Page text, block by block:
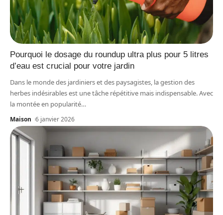
Pourquoi le dosage du roundup ultra plus pour 5 litres
d’eau est crucial pour votre jardin
Dans le monde des jardiniers et des paysagistes, la gestion des
herbes indésirables est une tâche répétitive mais indispensable. Avec
la montée en popularité…
Maison 6 janvier 2026